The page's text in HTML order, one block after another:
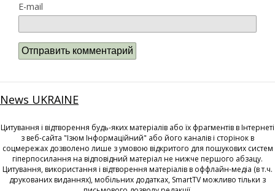
E-mail
News UKRAINE
Цитування і відтворення будь-яких матеріалів або їх фрагментів в Інтернеті
з веб-сайта "Ізюм Інформаційний" або його каналів і сторінок в
соцмережах дозволено лише з умовою відкритого для пошукових систем
гіперпосилання на відповідний матеріал не нижче першого абзацу.
Цитування, використання і відтворення матеріалів в оффлайн-медіа (в т.ч.
друкованих виданнях), мобільних додатках, SmartTV можливо тільки з